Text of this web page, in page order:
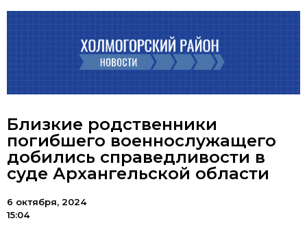
Близкие родственники
погибшего военнослужащего
добились справедливости в
суде Архангельской области
6 октября, 2024
15:04